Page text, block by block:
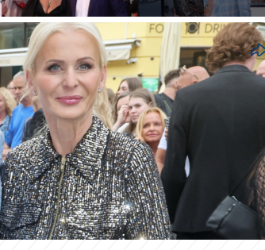
se svou manželkou
filmového festivalu. V
jiné prozradil, koho z českých
hlavy státu.